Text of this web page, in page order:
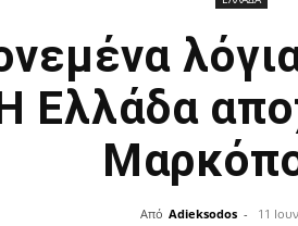
Ελλάδα
Από Adieksodos - 11